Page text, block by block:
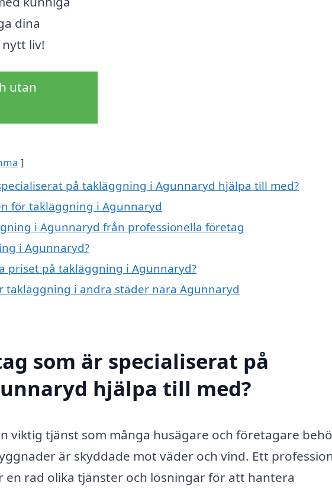
dina
liv!
utan
på takläggning i Agunnaryd hjälpa till med?
för takläggning i Agunnaryd
i Agunnaryd från professionella företag
i Agunnaryd?
priset på takläggning i Agunnaryd?
takläggning i andra städer nära Agunnaryd
som är specialiserat på
hjälpa till med?
viktig tjänst som många husägare och företagare
är skyddade mot väder och vind. Ett
rad olika tjänster och lösningar för att hantera